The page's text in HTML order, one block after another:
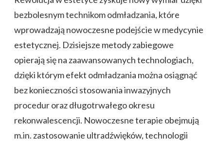
bezbolesnym technikom odmładzania, które
wprowadzają nowoczesne podejście w medycynie
estetycznej. Dzisiejsze metody zabiegowe
opierają się na zaawansowanych technologiach,
dzięki którym efekt odmładzania można osiągnąć
bez konieczności stosowania inwazyjnych
procedur oraz długotrwałego okresu
rekonwalescencji. Nowoczesne terapie obejmują
m.in. zastosowanie ultradźwięków, technologii